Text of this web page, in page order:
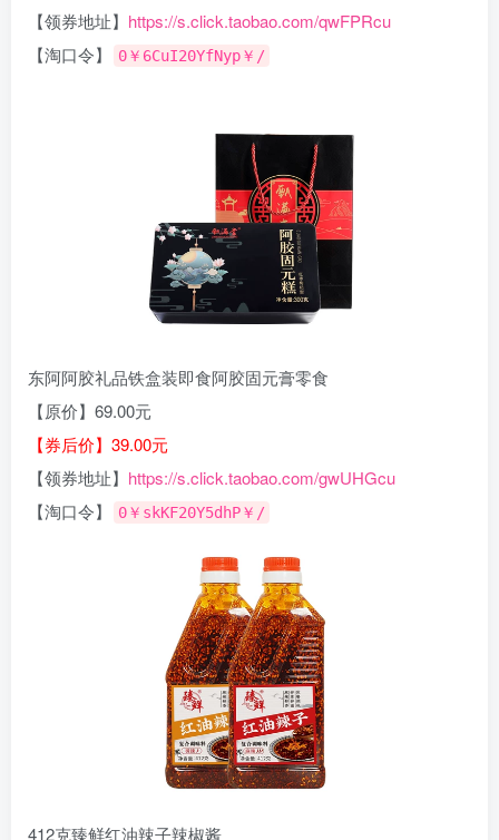
【领券地址】 https://s.click.taobao.com/qwFPRcu
【淘口令】
0￥6CuI20YfNyp￥/
东阿阿胶礼品铁盒装即食阿胶固元膏零食
【原价】69.00元
【券后价】39.00元
【领券地址】 https://s.click.taobao.com/gwUHGcu
【淘口令】
0￥skKF20Y5dhP￥/
412克臻鲜红油辣子辣椒酱